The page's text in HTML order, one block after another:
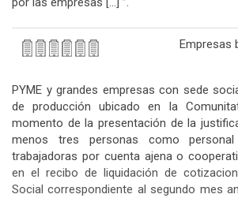
Empresas
PYME y grandes empresas con sede
de producción ubicado en la
momento de la presentación de la
menos tres personas como
trabajadoras por cuenta ajena o
en el recibo de liquidación de
Social correspondiente al segundo mes